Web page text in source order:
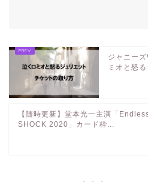
ジャニー
ミオと怒
【随時更新】堂本光一主演「
SHOCK 2020」カード枠...